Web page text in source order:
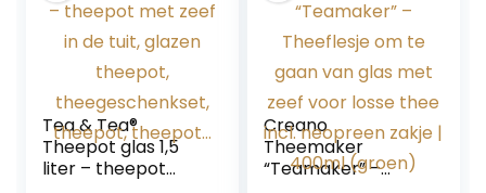
Tea & Tea®
Theepot glas 1,5
liter – theepot
Creano
Theemaker
“Teamaker” –